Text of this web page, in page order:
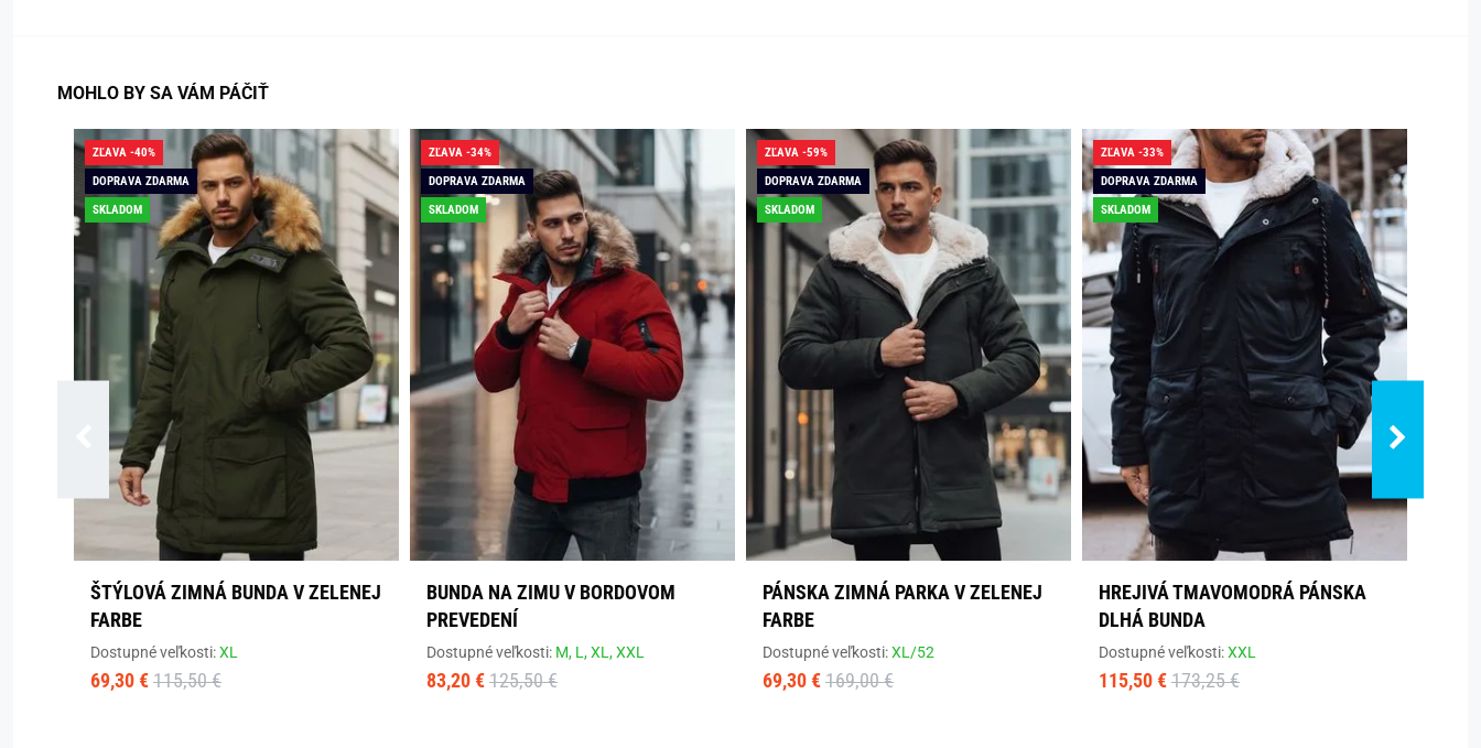
MOHLO BY SA VÁM PÁČIŤ
ZĽAVA -40%
DOPRAVA ZDARMA
SKLADOM
ŠTÝLOVÁ ZIMNÁ BUNDA V ZELENEJ
FARBE
Dostupné veľkosti:XL
69,30 € 115,50 €
ZĽAVA -34%
DOPRAVA ZDARMA
SKLADOM
BUNDA NA ZIMU V BORDOVOM
PREVEDENÍ
Dostupné veľkosti: M, L,XL,XXL
83,20 € 125,50 €
ZĽAVA -59%
DOPRAVA ZDARMA
SKLADOM
PÁNSKA ZIMNÁ PARKA V ZELENEJ
FARBE
Dostupné veľkosti:XL/52
69,30 € 169,00 €
ZĽAVA -33%
DOPRAVA ZDARMA
SKLADOM
HREJIVÁ TMAVOMODRÁ PÁNSKA
DLHÁ BUNDA
Dostupné veľkosti:XXL
115,50 € 173,25 €